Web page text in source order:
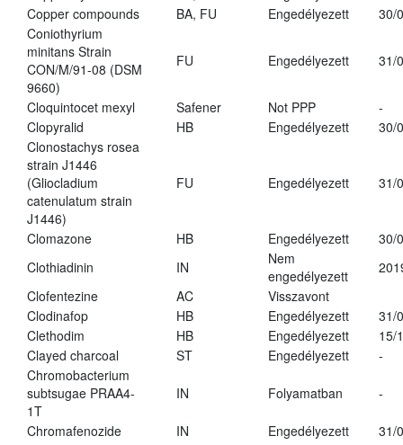
Copper compounds
BA, FU Engedélyezett
30/
Coniothyrium
minitans Strain
CON/M/91-08 (DSM
9660)
FU Engedélyezett 31/
Cloquintocet mexyl Safener Not PPP
-
Clopyralid
HB Engedélyezett
30/
Clonostachys rosea
strain J1446
(Gliocladium
catenulatum strain
J1446)
FU Engedélyezett 31/
Clomazone HB Engedélyezett
30/
Clothiadinin
IN
Nem
engedélyezett
Clofentezine
AC
Visszavont
Clodinafop
HB Engedélyezett
31/
Clethodim
HB Engedélyezett
15/
Clayed charcoal
ST Engedélyezett
-
Chromobacterium
subtsugae PRAA4-
1T
IN Folyamatban -
Chromafenozide IN Engedélyezett
31/